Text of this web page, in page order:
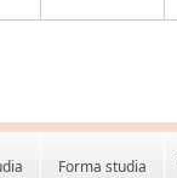
Forma studia